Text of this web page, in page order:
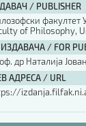
/ PUBLISHER
факултет
of Philosophy,
/ FOR
др Наталија
АДРЕСА / URL